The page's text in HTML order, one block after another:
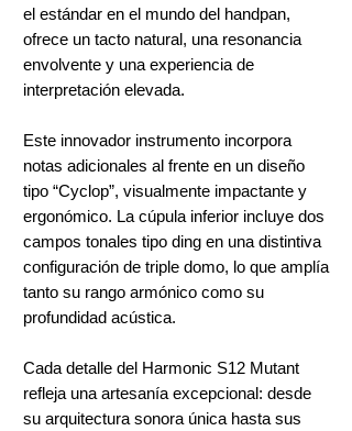
el estándar en el mundo del handpan,
ofrece un tacto natural, una resonancia
envolvente y una experiencia de
interpretación elevada.
Este innovador instrumento incorpora
notas adicionales al frente en un diseño
tipo “Cyclop”, visualmente impactante y
ergonómico. La cúpula inferior incluye dos
campos tonales tipo ding en una distintiva
configuración de triple domo, lo que amplía
tanto su rango armónico como su
profundidad acústica.
Cada detalle del Harmonic S12 Mutant
refleja una artesanía excepcional: desde
su arquitectura sonora única hasta sus